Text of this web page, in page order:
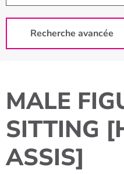
Recherche avancée
MALE
SITTING
ASSIS]